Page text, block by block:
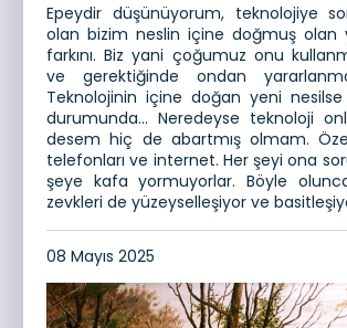
Epeydir düşünüyorum, teknolojiye
olan bizim neslin içine doğmuş olan
farkını. Biz yani çoğumuz onu
ve gerektiğinde ondan
Teknolojinin içine doğan yeni
durumunda… Neredeyse teknoloji
desem hiç de abartmış olmam.
telefonları ve internet. Her şeyi ona
şeye kafa yormuyorlar. Böyle
zevkleri de yüzeyselleşiyor ve
08 Mayıs 2025